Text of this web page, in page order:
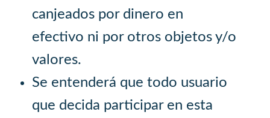
canjeados por dinero en
efectivo ni por otros objetos y/o
valores.
Se entenderá que todo usuario
que decida participar en esta